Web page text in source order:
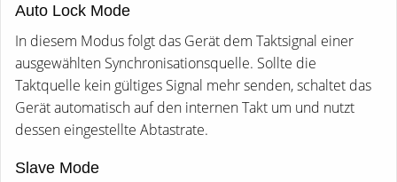
Auto Lock Mode
In diesem Modus folgt das Gerät dem Taktsignal einer
ausgewählten Synchronisationsquelle. Sollte die
Taktquelle kein gültiges Signal mehr senden, schaltet das
Gerät automatisch auf den internen Takt um und nutzt
dessen eingestellte Abtastrate.
Slave Mode